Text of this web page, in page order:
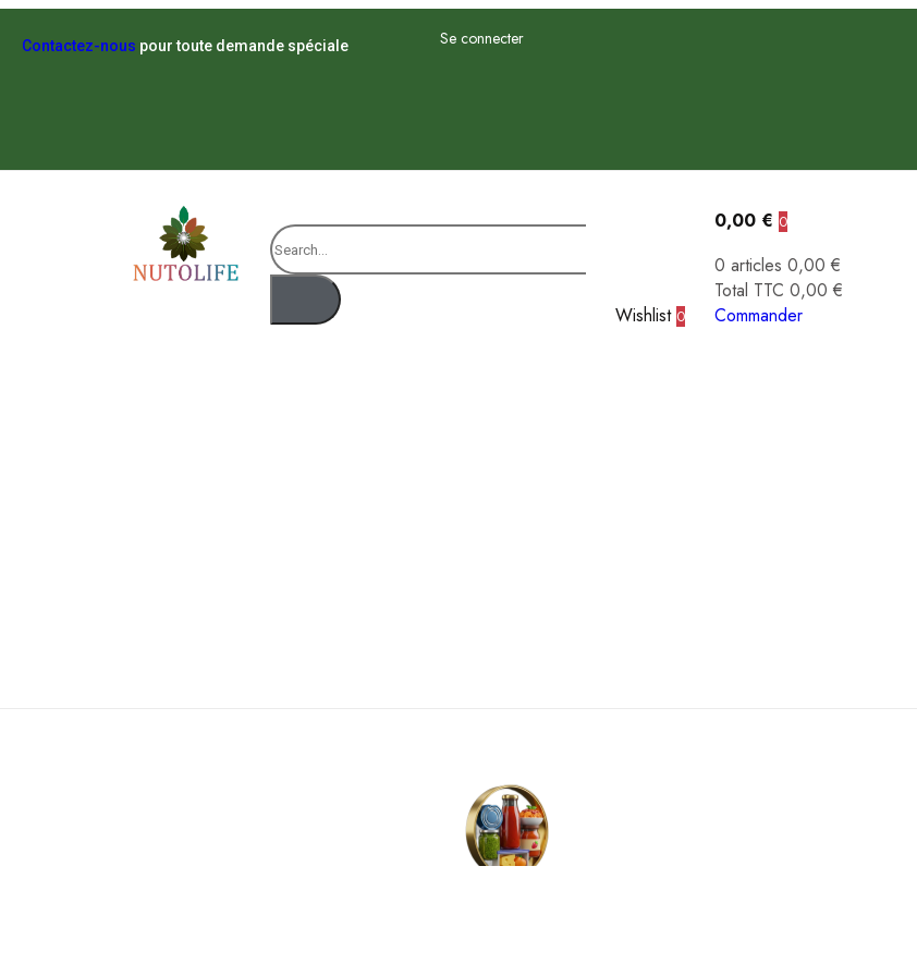
Contactez-nous pour toute demande spéciale Se connecter
Wishlist 0
0,00 € 0
0 articles 0,00 €
Total TTC 0,00 €
Commander